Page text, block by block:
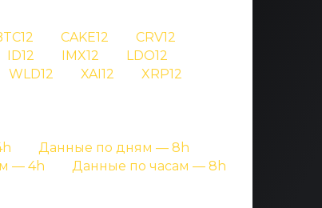
CAKE12
CRV12
ID12 IMX12
LDO12
WLD12 XAI12
XRP12
Данные по дням — 8h
— 4h
Данные по часам — 8h
подробными данными